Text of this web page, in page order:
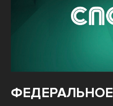
ФЕДЕРАЛЬНОЕ